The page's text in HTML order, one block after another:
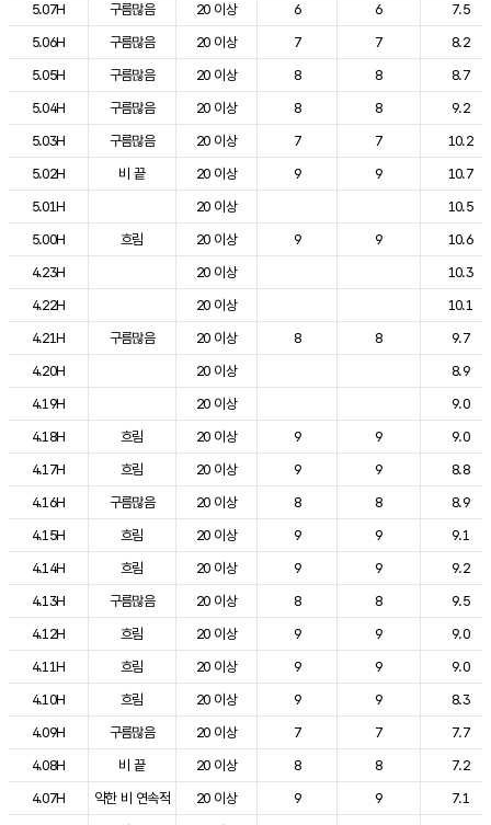
5.07H
구름많음 20 이상 6 6
7.5
5.06H
구름많음 20 이상 7 7
8.2
5.05H
구름많음 20 이상 8 8
8.7
5.04H
구름많음 20 이상 8 8
9.2
5.03H
구름많음 20 이상 7 7
10.2
5.02H
비 끝 20 이상 9 9
10.7
5.01H
20 이상
10.5
5.00H
흐림 20 이상 9 9
10.6
4.23H
20 이상
10.3
4.22H
20 이상
10.1
4.21H
구름많음 20 이상 8 8
9.7
4.20H
20 이상
8.9
4.19H
20 이상
9.0
4.18H
흐림 20 이상 9 9
9.0
4.17H
흐림 20 이상 9 9
8.8
4.16H
구름많음 20 이상 8 8
8.9
4.15H
흐림 20 이상 9 9
9.1
4.14H
흐림 20 이상 9 9
9.2
4.13H
구름많음 20 이상 8 8
9.5
4.12H
흐림 20 이상 9 9
9.0
4.11H
흐림 20 이상 9 9
9.0
4.10H
흐림 20 이상 9 9
8.3
4.09H
구름많음 20 이상 7 7
7.7
4.08H
비 끝 20 이상 8 8
7.2
4.07H
약한 비 연속적 20 이상 9 9
7.1